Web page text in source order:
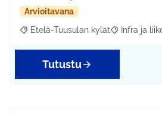
Arvioitavana
Rajaa tulokset aihepiirin mukaan:
Etelä-Tuusulan kylät RajaaInfra ja
Tutustu